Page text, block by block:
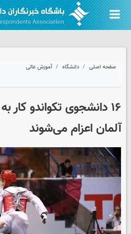
صفحه اصلی دانشگاه آموزش عالی
۱۶ دانشجوی تکواندو
آلمان اعزام می‌شوند